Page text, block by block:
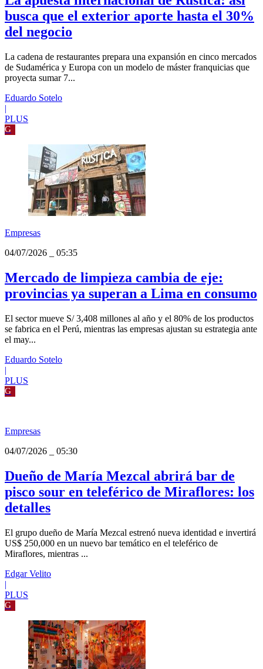
Empresas
04/07/2026_05:57
La apuesta internacional de Rústica: así
busca que el exterior aporte hasta el 30%
del negocio
La cadena de restaurantes prepara una expansión en cinco mercados
de Sudamérica y Europa con un modelo de máster franquicias que
Eduardo Sotelo
Empresas
04/07/2026_05:35
Mercado de limpieza cambia de eje:
provincias ya superan a Lima en consumo
El sector mueve S/ 3,408 millones al año y el 80% de los productos
se fabrica en el Perú, mientras las empresas ajustan su estrategia ante
|
G
Empresas
04/07/2026_
Dueño de María Mezcal abrirá bar de
pisco sour en teleférico de Miraflores: los
detalles
El grupo dueño de María Mezcal estrenó nueva identidad e invertirá